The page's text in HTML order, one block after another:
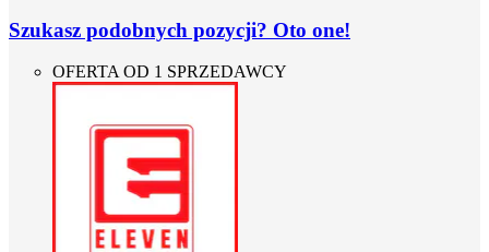
Szukasz podobnych pozycji? Oto one!
OFERTA OD 1 SPRZEDAWCY